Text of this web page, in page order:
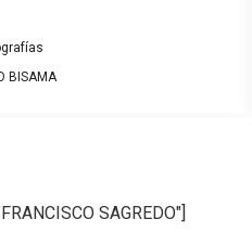
BISAMA
SAGREDO"]